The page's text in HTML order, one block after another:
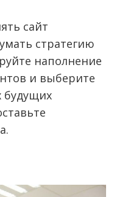
сайт
стратегию
наполнение
и выберите
будущих